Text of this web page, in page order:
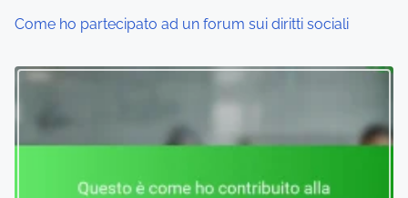
o
n
Come ho partecipato ad un forum sui diritti sociali